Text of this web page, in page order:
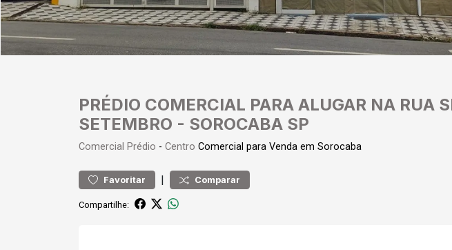
PRÉDIO COMERCIAL PARA ALUGAR NA RUA
SETEMBRO - SOROCABA SP
Comercial Prédio - Centro Comercial para Venda em Sorocaba
Favoritar | Comparar
Compartilhe: